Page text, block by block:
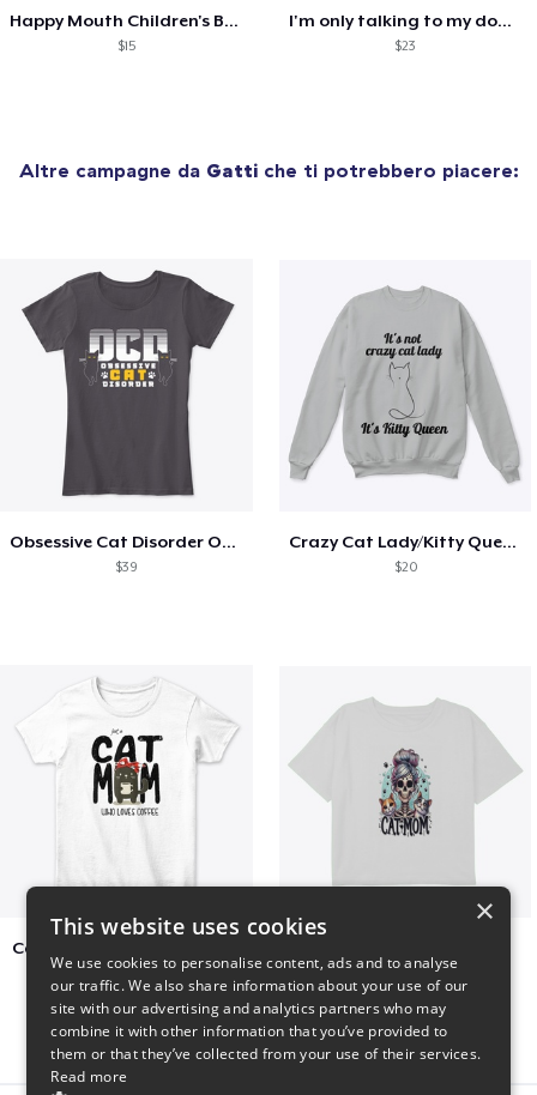
Happy Mouth Children's Book
$15
I'm only talking to my dog today
$23
Altre campagne da Gattiche ti potrebbero piacere:
Obsessive Cat Disorder OCD Kittens Lover
$39
Crazy Cat Lady/Kitty Queen
$20
Cat Mom Who Loves Coffee
$20 $27
×
This website uses cookies
We use cookies to personalise content, ads and to analyse
our traffic. We also share information about your use of our
site with our advertising and analytics partners who may
combine it with other information that you’ve provided to
them or that they’ve collected from your use of their services.
Read more